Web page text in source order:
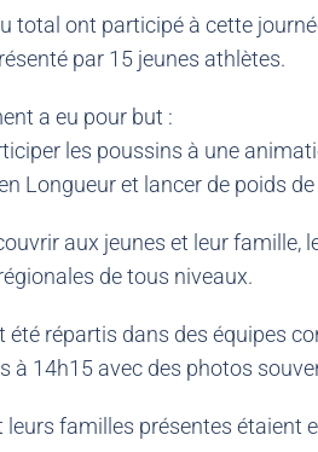
total ont participé à cette
par 15 jeunes athlètes.
a eu pour but :
les poussins à une
Longueur et lancer de poids
aux jeunes et leur famille,
de tous niveaux.
été répartis dans des équipes
à 14h15 avec des photos
leurs familles présentes étaient